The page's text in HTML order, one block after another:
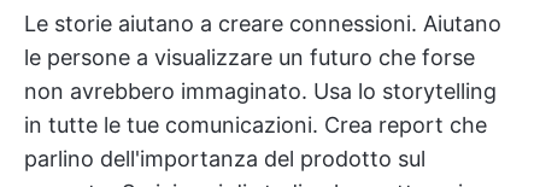
Le storie aiutano a creare connessioni. Aiutano
le persone a visualizzare un futuro che forse
non avrebbero immaginato. Usa lo storytelling
in tutte le tue comunicazioni. Crea report che
parlino dell'importanza del prodotto sul